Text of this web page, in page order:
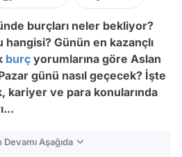
burçları neler bekliyor?
hangisi? Günün en kazançlı
burç yorumlarına göre Aslan
günü nasıl geçecek? İşte
kariyer ve para konularında
Aşağıda